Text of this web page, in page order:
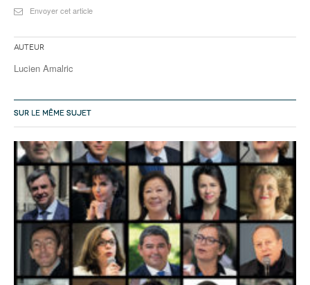
Envoyer cet article
Auteur
Lucien Amalric
SUR LE MÊME SUJET